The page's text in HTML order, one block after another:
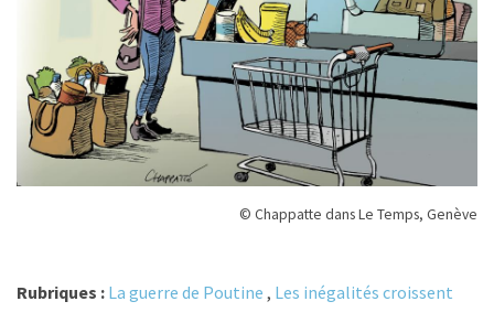
© Chappatte dans Le Temps, Genève
Rubriques : La guerre de Poutine , Les inégalités croissent